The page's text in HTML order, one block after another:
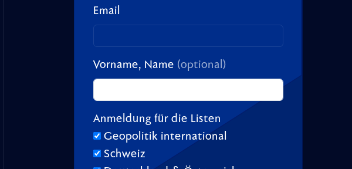
Email
Vorname, Name (optional)
Anmeldung für die Listen
Geopolitik international
Schweiz